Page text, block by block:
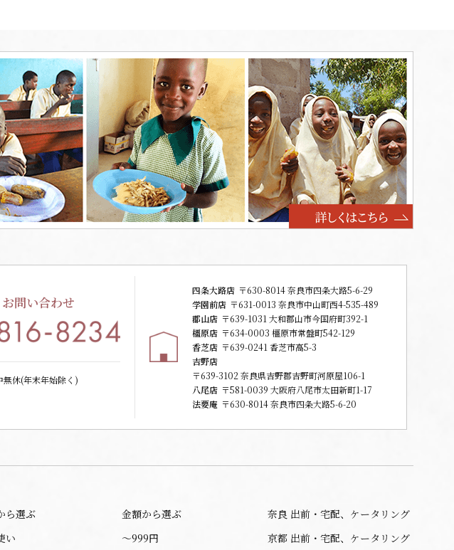
問い合わせ
休(年末年始除く)
四条大路店 〒630-8014 奈良市四条大路5-6-29
学園前店 〒631-0013 奈良市中山町西4-535-489
郡山店 〒639-1031 大和郡山市今国府町392-1
橿原店 〒634-0003 橿原市常盤町542-129
香芝店 〒639-0241 香芝市高5-3
吉野店
〒639-3102 奈良県吉野郡吉野町河原屋106-1
八尾店 〒581-0039 大阪府八尾市太田新町1-17
法要庵 〒630-8014 奈良市四条大路5-6-20
ら選ぶ
い
金額から選ぶ
〜999円
奈良 出前・宅配、ケータリング
京都 出前・宅配、ケータリング